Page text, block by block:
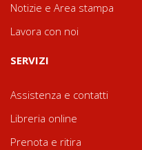
Notizie e Area stampa
Lavora con noi
SERVIZI
Assistenza e contatti
Libreria online
Prenota e ritira